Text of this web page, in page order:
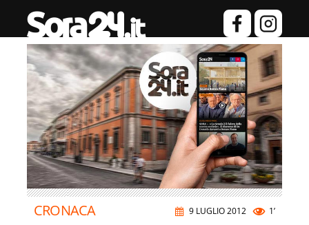
9 LUGLIO 2012 1’
CRONACA